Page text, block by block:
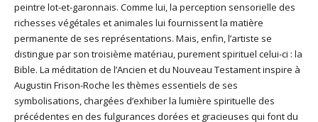
peintre lot-et-garonnais. Comme lui, la perception sensorielle des
richesses végétales et animales lui fournissent la matière
permanente de ses représentations. Mais, enfin, l’artiste se
distingue par son troisième matériau, purement spirituel celui-ci : la
Bible. La méditation de l’Ancien et du Nouveau Testament inspire à
Augustin Frison-Roche les thèmes essentiels de ses
symbolisations, chargées d’exhiber la lumière spirituelle des
précédentes en des fulgurances dorées et gracieuses qui font du